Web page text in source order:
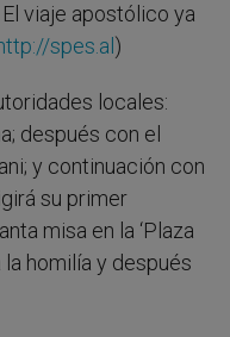
viaje apostólico ya
spes.al )
locales:
después con el
y continuación con
su primer
misa en la ‘Plaza
la homilía y después